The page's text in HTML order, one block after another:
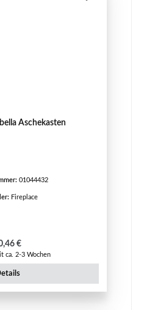
Aschekasten
01044432
Fireplace
Preis:
€
ca. 2-3 Wochen